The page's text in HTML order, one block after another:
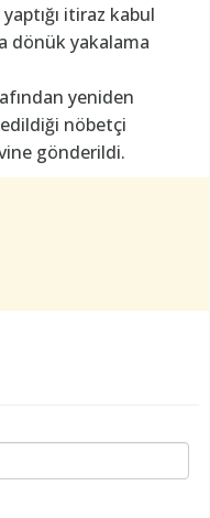
itiraz kabul
dönük yakalama
yeniden
nöbetçi
gönderildi.